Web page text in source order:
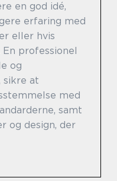
en god idé,
erfaring med
eller hvis
professionel
og
sikre at
med
samt
og design, der